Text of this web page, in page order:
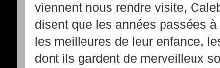
viennent nous rendre visite,
disent que les années passées
les meilleures de leur enfance,
dont ils gardent de merveilleux